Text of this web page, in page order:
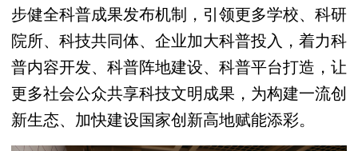
步健全科普成果发布机制，引领更多学校、科研
院所、科技共同体、企业加大科普投入，着力科
普内容开发、科普阵地建设、科普平台打造，让
更多社会公众共享科技文明成果，为构建一流创
新生态、加快建设国家创新高地赋能添彩。